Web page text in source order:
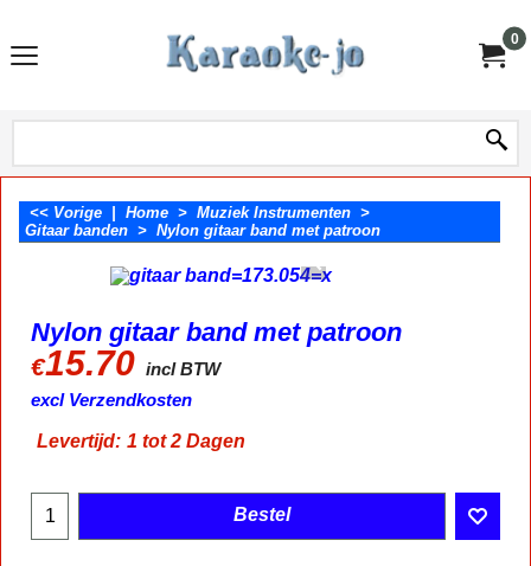
0
<< Vorige Home > Muziek Instrumenten >
Gitaar banden > Nylon gitaar band met patroon
Nylon gitaar band met patroon
€15.70 incl BTW
excl Verzendkosten
Levertijd: 1 tot 2 Dagen
Bestel